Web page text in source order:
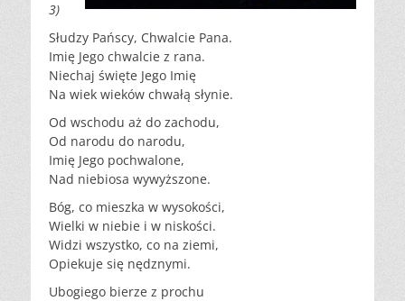
3)
Słudzy Pańscy, Chwalcie Pana.
Imię Jego chwalcie z rana.
Niechaj święte Jego Imię
Na wiek wieków chwałą słynie.
Od wschodu aż do zachodu,
Od narodu do narodu,
Imię Jego pochwalone,
Nad niebiosa wywyższone.
Bóg, co mieszka w wysokości,
Wielki w niebie i w niskości.
Widzi wszystko, co na ziemi,
Opiekuje się nędznymi.
Ubogiego bierze z prochu